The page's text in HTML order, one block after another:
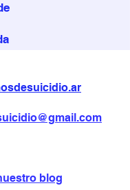
blog